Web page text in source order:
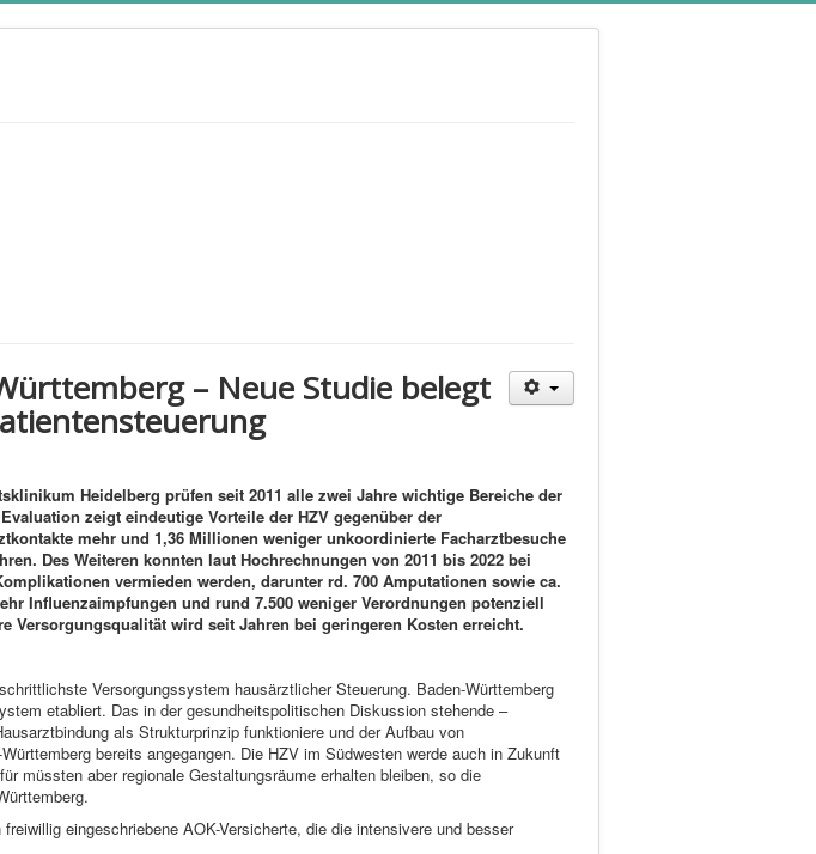
– Neue Studie belegt
Heidelberg prüfen seit 2011 alle zwei Jahre wichtige Bereiche der
zeigt eindeutige Vorteile der HZV gegenüber der
mehr und 1,36 Millionen weniger unkoordinierte Facharztbesuche
Des Weiteren konnten laut Hochrechnungen von 2011 bis 2022 bei
vermieden werden, darunter rd. 700 Amputationen sowie ca.
Influenzaimpfungen und rund 7.500 weniger Verordnungen potenziell
Versorgungsqualität wird seit Jahren bei geringeren Kosten erreicht.
Versorgungssystem hausärztlicher Steuerung. Baden-Württemberg
etabliert. Das in der gesundheitspolitischen Diskussion stehende –
als Strukturprinzip funktioniere und der Aufbau von
bereits angegangen. Die HZV im Südwesten werde auch in Zukunft
müssten aber regionale Gestaltungsräume erhalten bleiben, so die
eingeschriebene AOK-Versicherte, die die intensivere und besser